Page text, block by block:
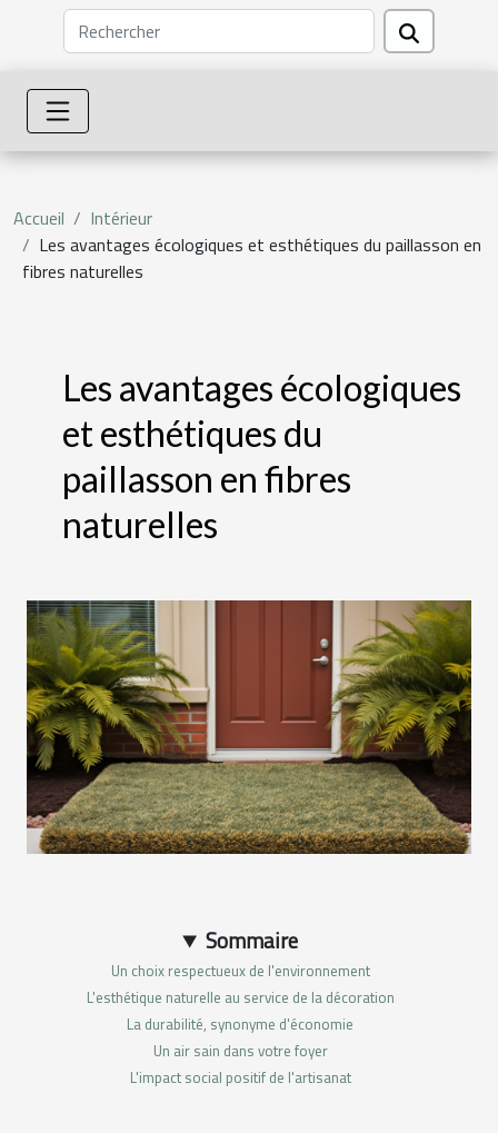
Accueil
Intérieur
Les avantages écologiques et esthétiques du paillasson en
fibres naturelles
Les avantages écologiques
et esthétiques du
paillasson en fibres
naturelles
Sommaire
Un choix respectueux de l'environnement
L'esthétique naturelle au service de la décoration
La durabilité, synonyme d'économie
Un air sain dans votre foyer
L'impact social positif de l'artisanat